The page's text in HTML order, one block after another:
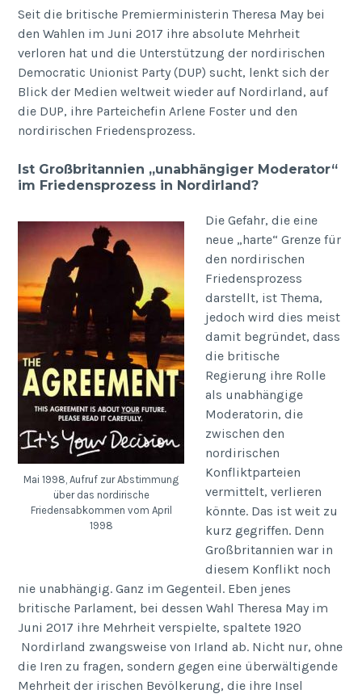
Seit die britische Premierministerin Theresa May bei
den Wahlen im Juni 2017 ihre absolute Mehrheit
verloren hat und die Unterstützung der nordirischen
Democratic Unionist Party (DUP) sucht, lenkt sich der
Blick der Medien weltweit wieder auf Nordirland, auf
die DUP, ihre Parteichefin Arlene Foster und den
nordirischen Friedensprozess.
Ist Großbritannien „unabhängiger Moderator“
im Friedensprozess in Nordirland?
Mai 1998, Aufruf zur Abstimmung
über das nordirische
Friedensabkommen vom April
1998
Die Gefahr, die eine
neue „harte“ Grenze für
den nordirischen
Friedensprozess
darstellt, ist Thema,
jedoch wird dies meist
damit begründet, dass
die britische
Regierung ihre Rolle
als unabhängige
Moderatorin, die
zwischen den
nordirischen
Konfliktparteien
vermittelt, verlieren
könnte. Das ist weit zu
kurz gegriffen. Denn
Großbritannien war in
diesem Konflikt noch
nie unabhängig. Ganz im Gegenteil. Eben jenes
britische Parlament, bei dessen Wahl Theresa May im
Juni 2017 ihre Mehrheit verspielte, spaltete 1920
Nordirland zwangsweise von Irland ab. Nicht nur, ohne
die Iren zu fragen, sondern gegen eine überwältigende
Mehrheit der irischen Bevölkerung, die ihre Insel